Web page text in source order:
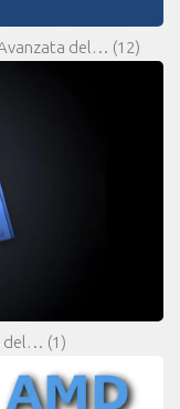
Avanzata del… (12)
del… (1)